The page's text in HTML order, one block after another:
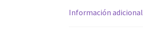
Información adicional